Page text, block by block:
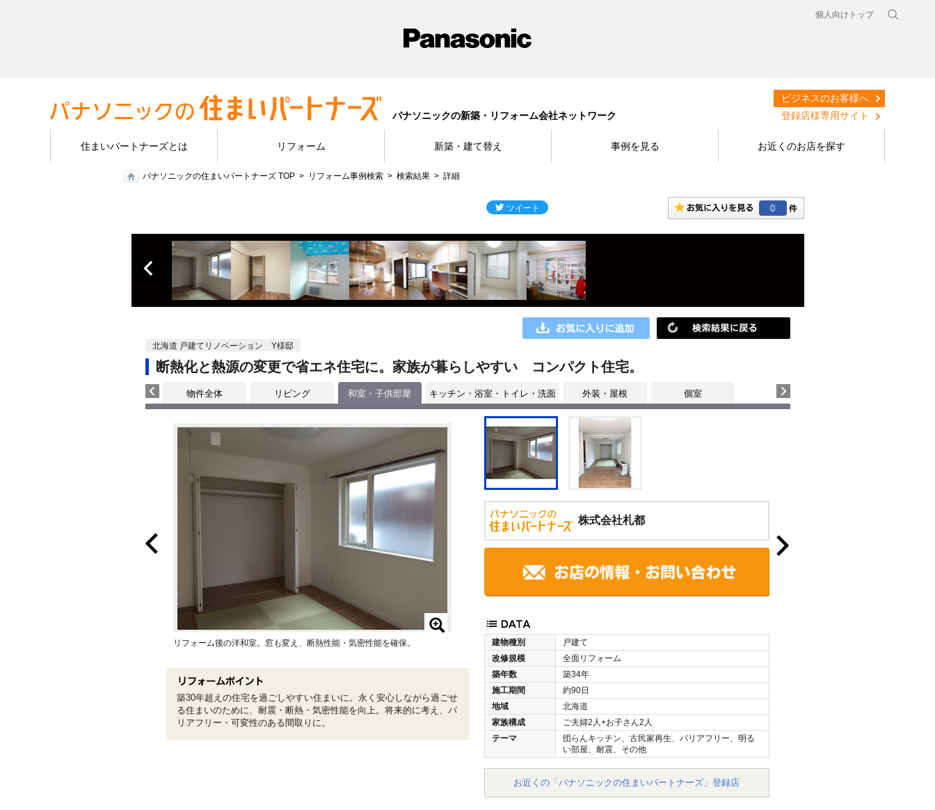
個人向けトップ
パナソニックの新築・リフォーム会社ネットワーク
ビジネスのお客様へ
登録店様専用サイト
住まいパートナーズとは リフォーム 新築・建て替え 事例を見る お近くのお店を探す
パナソニックの住まいパートナーズ TOP リフォーム事例検索 検索結果 詳細
0
北海道 戸建てリノベーション Y様邸
断熱化と熱源の変更で省エネ住宅に。家族が暮らしやすい コンパクト住宅。
物件全体 リビング 和室・子供部屋 キッチン・浴室・トイレ・洗面 外装・屋根 個室
株式会社札都
建物種別
戸建て
改修規模
全面リフォーム
築年数
築34年
施工期間
約90日
地域
北海道
家族構成
ご夫婦2人+お子さん2人
テーマ
団らんキッチン、古民家再生、バリアフリー、明る
い部屋、耐震、その他
お近くの「パナソニックの住まいパートナーズ」登録店
リフォーム後の洋和室。窓も変え、断熱性能・気密性能を確保。
築30年超えの住宅を過ごしやすい住まいに。永く安心しながら過ごせ
る住まいのために、耐震・断熱・気密性能を向上。将来的に考え、バ
リアフリー・可変性のある間取りに。